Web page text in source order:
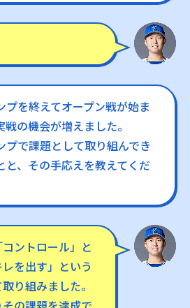
プを終えてオープン戦が始ま
戦の機会が増えました。
プで課題として取り組んでき
と、その手応えを教えてくだ
ントロール」と
レを出す」という
り組みました。